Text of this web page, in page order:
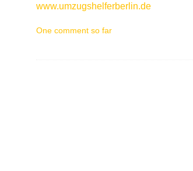
www.umzugshelferberlin.de
One comment so far